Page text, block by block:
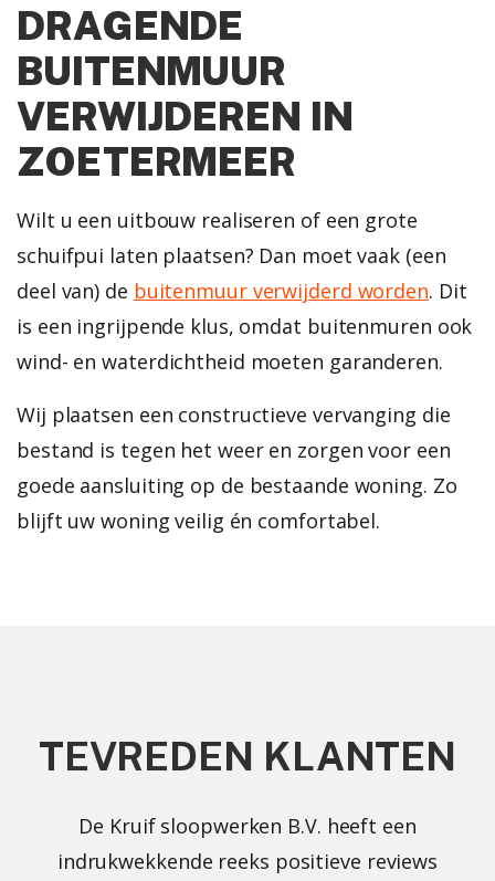
DRAGENDE
BUITENMUUR
VERWIJDEREN IN
ZOETERMEER
Wilt u een uitbouw realiseren of een grote
schuifpui laten plaatsen? Dan moet vaak (een
deel van) de buitenmuur verwijderd worden. Dit
is een ingrijpende klus, omdat buitenmuren ook
wind- en waterdichtheid moeten garanderen.
Wij plaatsen een constructieve vervanging die
bestand is tegen het weer en zorgen voor een
goede aansluiting op de bestaande woning. Zo
blijft uw woning veilig én comfortabel.
TEVREDEN KLANTEN
De Kruif sloopwerken B.V. heeft een
indrukwekkende reeks positieve reviews